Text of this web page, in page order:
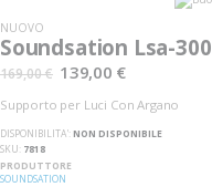
galleria
di
immagini
galleria
di
immagini
NUOVO
Soundsation Lsa-300
169,00 € 139,00 €
Supporto per Luci Con Argano
DISPONIBILITA':NON DISPONIBILE
SKU 7818
PRODUTTORE
SOUNDSATION